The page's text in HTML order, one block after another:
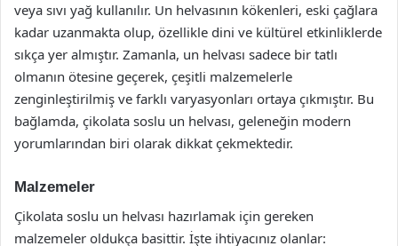
veya sıvı yağ kullanılır. Un helvasının kökenleri, eski çağlara
kadar uzanmakta olup, özellikle dini ve kültürel etkinliklerde
sıkça yer almıştır. Zamanla, un helvası sadece bir tatlı
olmanın ötesine geçerek, çeşitli malzemelerle
zenginleştirilmiş ve farklı varyasyonları ortaya çıkmıştır. Bu
bağlamda, çikolata soslu un helvası, geleneğin modern
yorumlarından biri olarak dikkat çekmektedir.
Malzemeler
Çikolata soslu un helvası hazırlamak için gereken
malzemeler oldukça basittir. İşte ihtiyacınız olanlar: